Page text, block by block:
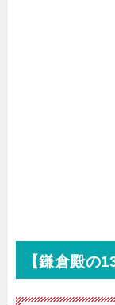
【鎌倉殿の